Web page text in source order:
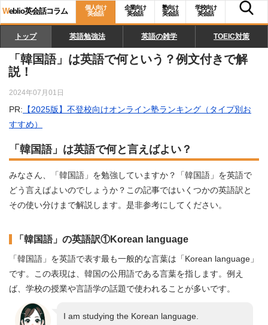
Weblio英会話コラム
個人向け
英会話
企業向け
英会話
塾向け
英会話
学校向け
英会話
トップ 英語勉強法 英語の雑学 TOEIC対策
「韓国語」は英語で何という？例文付きで解
説！
2024年07月01日
PR: 【2025版】不登校向けオンライン塾ランキング（タイプ別お
すすめ）
「韓国語」は英語で何と言えばよい？
みなさん、「韓国語」を勉強していますか？「韓国語」を英語で
どう言えばよいのでしょうか？この記事ではいくつかの英語訳と
その使い分けまで解説します。是非参考にしてください。
「韓国語」の英語訳①Korean language
「韓国語」を英語で表す最も一般的な言葉は「Korean language」
です。この表現は、韓国の公用語である言葉を指します。例え
ば、学校の授業や言語学の話題で使われることが多いです。
I am studying the Korean language.